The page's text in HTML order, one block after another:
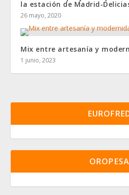
la estación de Madrid-
26 mayo, 2020
Mix entre artesanía y
1 junio, 2023
OROPESA